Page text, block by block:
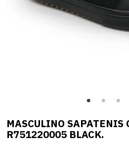
MASCULINO SAPATENIS
R751220005 BLACK.